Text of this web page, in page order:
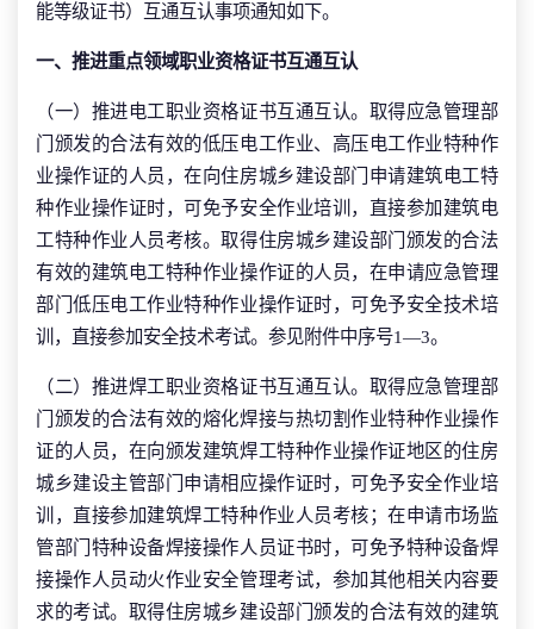
能等级证书）互通互认事项通知如下。
一、推进重点领域职业资格证书互通互认
（一）推进电工职业资格证书互通互认。取得应急管理部
门颁发的合法有效的低压电工作业、高压电工作业特种作
业操作证的人员，在向住房城乡建设部门申请建筑电工特
种作业操作证时，可免予安全作业培训，直接参加建筑电
工特种作业人员考核。取得住房城乡建设部门颁发的合法
有效的建筑电工特种作业操作证的人员，在申请应急管理
部门低压电工作业特种作业操作证时，可免予安全技术培
训，直接参加安全技术考试。参见附件中序号1—3。
（二）推进焊工职业资格证书互通互认。取得应急管理部
门颁发的合法有效的熔化焊接与热切割作业特种作业操作
证的人员，在向颁发建筑焊工特种作业操作证地区的住房
城乡建设主管部门申请相应操作证时，可免予安全作业培
训，直接参加建筑焊工特种作业人员考核；在申请市场监
管部门特种设备焊接操作人员证书时，可免予特种设备焊
接操作人员动火作业安全管理考试，参加其他相关内容要
求的考试。取得住房城乡建设部门颁发的合法有效的建筑